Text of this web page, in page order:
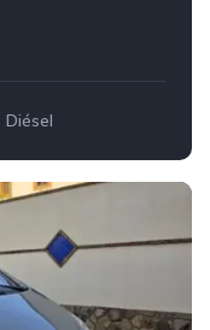
Diésel